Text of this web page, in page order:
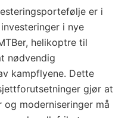
er i
i nye
helikoptre til
nødvendig
kampflyene. Dette
gjør at
moderniseringer må